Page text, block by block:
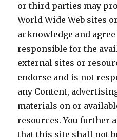
or third parties may
World Wide Web sites
acknowledge and
responsible for the
external sites or
endorse and is not
any Content,
materials on or
resources. You further
that this site shall not